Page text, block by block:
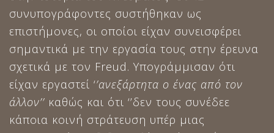
συνυπογράφοντες συστήθηκαν ως
επιστήμονες, οι οποίοι είχαν συνεισφέρει
σημαντικά με την εργασία τους στην έρευνα
σχετικά με τον Freud. Υπογράμμισαν ότι
είχαν εργαστεί ‘’ανεξάρτητα ο ένας από τον
άλλον’’ καθώς και ότι ‘’δεν τους συνέδεε
κάποια κοινή στράτευση υπέρ μιας